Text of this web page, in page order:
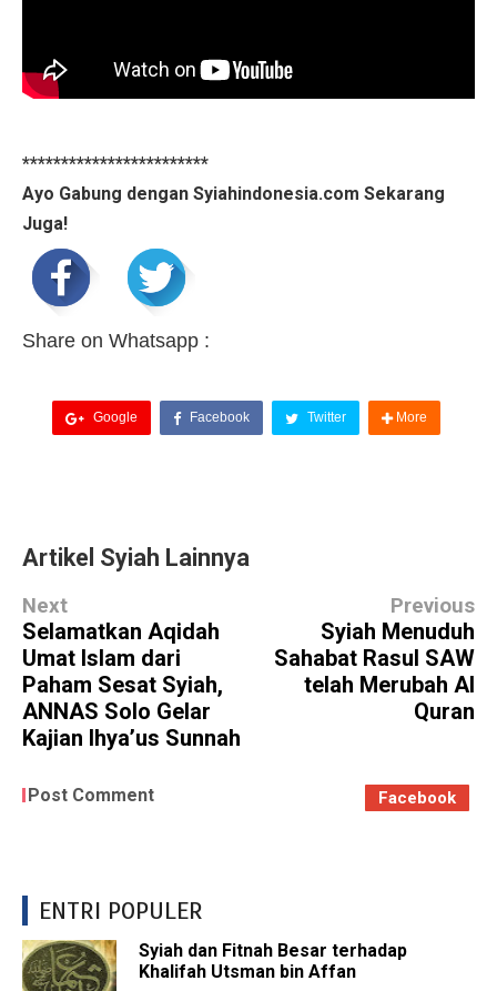
************************
Ayo Gabung dengan Syiahindonesia.com Sekarang
Juga!
Share on Whatsapp :
Google Facebook Twitter More
Artikel Syiah Lainnya
Next
Selamatkan Aqidah
Umat Islam dari
Paham Sesat Syiah,
ANNAS Solo Gelar
Kajian Ihya’us Sunnah
Previous
Syiah Menuduh
Sahabat Rasul SAW
telah Merubah Al
Quran
Post Comment Facebook
ENTRI POPULER
Syiah dan Fitnah Besar terhadap
Khalifah Utsman bin Affan